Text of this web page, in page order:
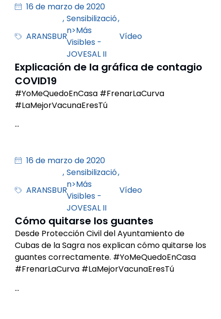
16 de marzo de 2020
ARANSBUR
, Sensibilizació
n>Más
Visibles -
JOVESAL II
,
Vídeo
Explicación de la gráfica de contagio
COVID19
#YoMeQuedoEnCasa #FrenarLaCurva
#LaMejorVacunaEresTú
…
16 de marzo de 2020
ARANSBUR
, Sensibilizació
n>Más
Visibles -
JOVESAL II
,
Vídeo
Cómo quitarse los guantes
Desde Protección Civil del Ayuntamiento de
Cubas de la Sagra nos explican cómo quitarse los
guantes correctamente. #YoMeQuedoEnCasa
#FrenarLaCurva #LaMejorVacunaEresTú
…